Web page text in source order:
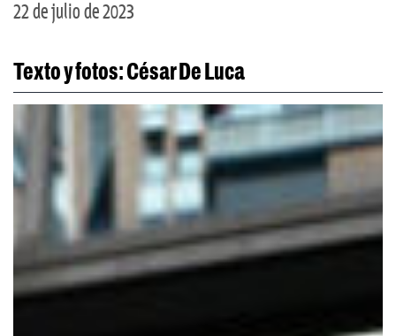
22 de julio de 2023
Texto y fotos: César De Luca